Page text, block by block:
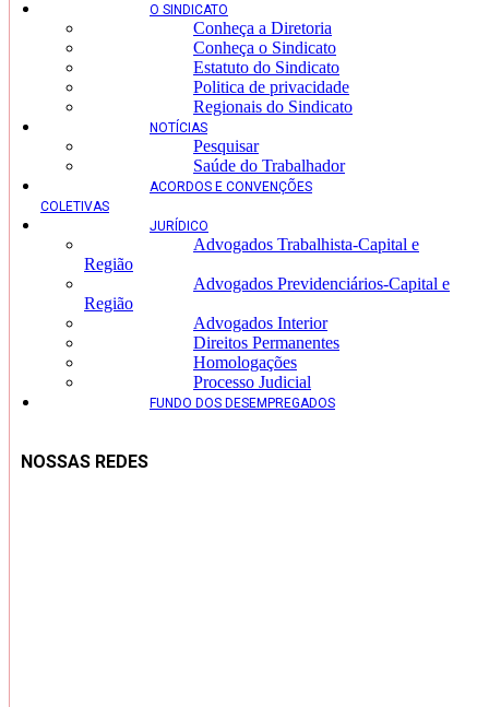
O SINDICATO
Conheça a Diretoria
Conheça o Sindicato
Estatuto do Sindicato
Politica de privacidade
Regionais do Sindicato
NOTÍCIAS
Pesquisar
Saúde do Trabalhador
ACORDOS E CONVENÇÕES
COLETIVAS
JURÍDICO
Advogados Trabalhista-Capital e
Região
Advogados Previdenciários-Capital e
Região
Advogados Interior
Direitos Permanentes
Homologações
Processo Judicial
FUNDO DOS DESEMPREGADOS
NOSSAS REDES